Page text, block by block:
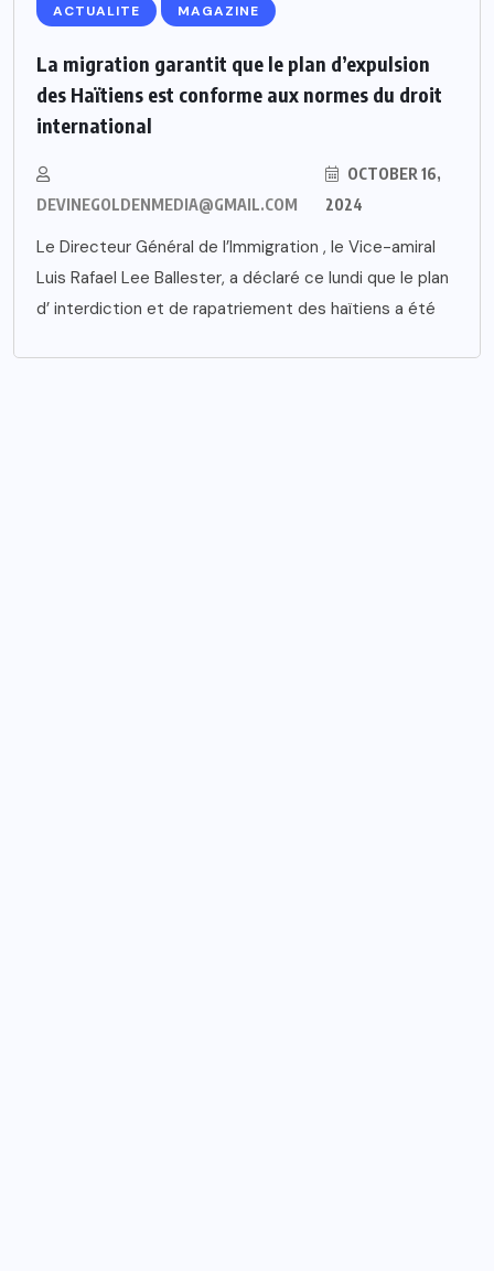
ACTUALITE MAGAZINE
La migration garantit que le plan d’expulsion
des Haïtiens est conforme aux normes du droit
international
DEVINEGOLDENMEDIA@GMAIL.COM
OCTOBER 16,
2024
Le Directeur Général de l’Immigration , le Vice-amiral
Luis Rafael Lee Ballester, a déclaré ce lundi que le plan
d’ interdiction et de rapatriement des haïtiens a été